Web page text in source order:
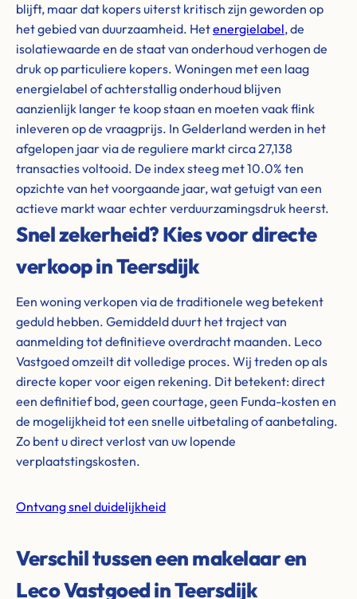
blijft, maar dat kopers uiterst kritisch zijn geworden op
het gebied van duurzaamheid. Hetenergielabel, de
isolatiewaarde en de staat van onderhoud verhogen de
druk op particuliere kopers. Woningen met een laag
energielabel of achterstallig onderhoud blijven
aanzienlijk langer te koop staan en moeten vaak flink
inleveren op de vraagprijs. In Gelderland werden in het
afgelopen jaar via de reguliere markt circa 27,138
transacties voltooid. De index steeg met 10.0% ten
opzichte van het voorgaande jaar, wat getuigt van een
actieve markt waar echter verduurzamingsdruk heerst.
Snel zekerheid? Kies voor directe
verkoop in Teersdijk
Een woning verkopen via de traditionele weg betekent
geduld hebben. Gemiddeld duurt het traject van
aanmelding tot definitieve overdracht maanden. Leco
Vastgoed omzeilt dit volledige proces. Wij treden op als
directe koper voor eigen rekening. Dit betekent: direct
een definitief bod, geen courtage, geen Funda-kosten en
de mogelijkheid tot een snelle uitbetaling of aanbetaling.
Zo bent u direct verlost van uw lopende
verplaatstingskosten.
Ontvang snel duidelijkheid
Verschil tussen een makelaar en
Leco Vastgoed in Teersdijk